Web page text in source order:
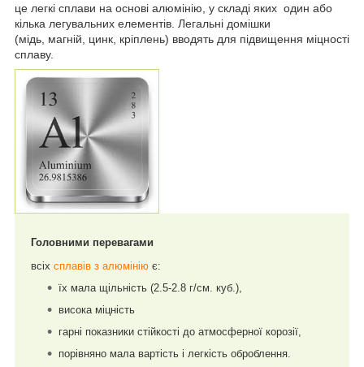
це легкі сплави на основі алюмінію, у складі яких один або
кілька легувальних елементів. Легальні домішки
(мідь, магній,
цинк, кріплень) вводять для підвищення міцності
сплаву.
Головними перевагами
всіх сплавів з алюмінію є:
їх мала щільність (2.5-2.8 г/см. куб.),
висока міцність
гарні показники стійкості до атмосферної корозії,
порівняно мала вартість і легкість оброблення.